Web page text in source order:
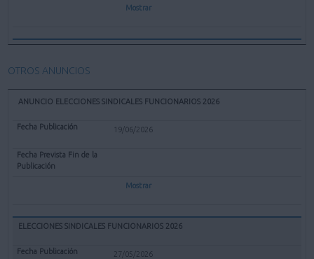
Mostrar
OTROS ANUNCIOS
ANUNCIO ELECCIONES SINDICALES FUNCIONARIOS 2026
19/06/2026
Mostrar
ELECCIONES SINDICALES FUNCIONARIOS 2026
27/05/2026